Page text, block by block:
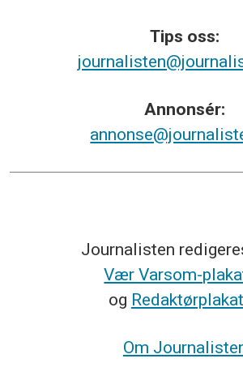
Tips oss:
Annonsér:
Journalisten
Vær Varsom-
og
Om